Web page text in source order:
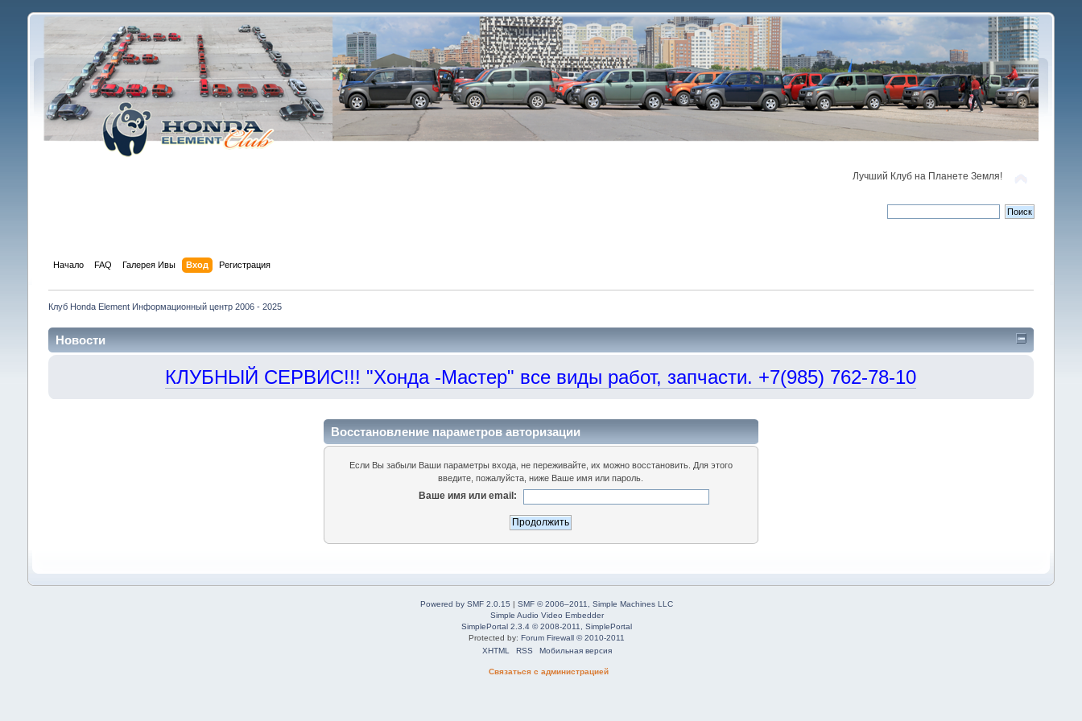
Лучший Клуб на Планете Земля!
Начало FAQ Галерея Ивы Вход Регистрация
Клуб Honda Element Информационный центр 2006 - 2025
Новости
КЛУБНЫЙ СЕРВИС!!! "Хонда -Мастер" все виды работ, запчасти. +7(985) 762-78-10
Восстановление параметров авторизации
Если Вы забыли Ваши параметры входа, не переживайте, их можно восстановить. Для этого
введите, пожалуйста, ниже Ваше имя или пароль.
Ваше имя или email:
Powered by SMF 2.0.15 |SMF © 2006–2011, Simple Machines LLC
Simple Audio Video Embedder
SimplePortal 2.3.4 © 2008-2011, SimplePortal
Protected by:Forum Firewall © 2010-2011
XHTML
RSS Мобильная версия
Связаться с администрацией